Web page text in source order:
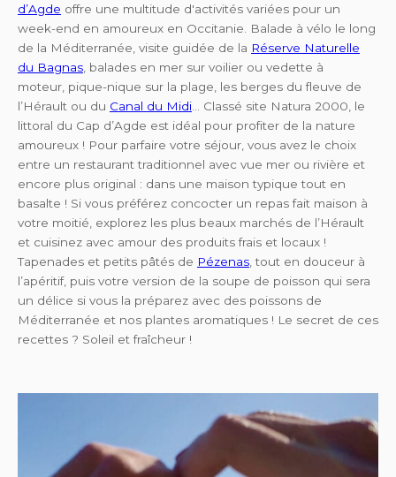
d’Agde offre une multitude d'activités variées pour un
week-end en amoureux en Occitanie. Balade à vélo le long
de la Méditerranée, visite guidée de la Réserve Naturelle
du Bagnas, balades en mer sur voilier ou vedette à
moteur, pique-nique sur la plage, les berges du fleuve de
l’Hérault ou du Canal du Midi... Classé site Natura 2000, le
littoral du Cap d’Agde est idéal pour profiter de la nature
amoureux ! Pour parfaire votre séjour, vous avez le choix
entre un restaurant traditionnel avec vue mer ou rivière et
encore plus original : dans une maison typique tout en
basalte ! Si vous préférez concocter un repas fait maison à
votre moitié, explorez les plus beaux marchés de l’Hérault
et cuisinez avec amour des produits frais et locaux !
Tapenades et petits pâtés de Pézenas, tout en douceur à
l’apéritif, puis votre version de la soupe de poisson qui sera
un délice si vous la préparez avec des poissons de
Méditerranée et nos plantes aromatiques ! Le secret de ces
recettes ? Soleil et fraîcheur !